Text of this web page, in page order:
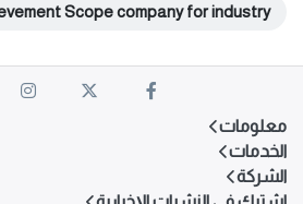
Scope company for industry
معلومات
الخدمات
الشركة